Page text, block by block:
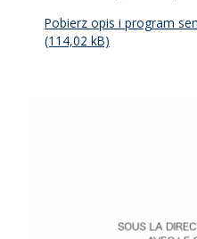
Pobierz opis i program